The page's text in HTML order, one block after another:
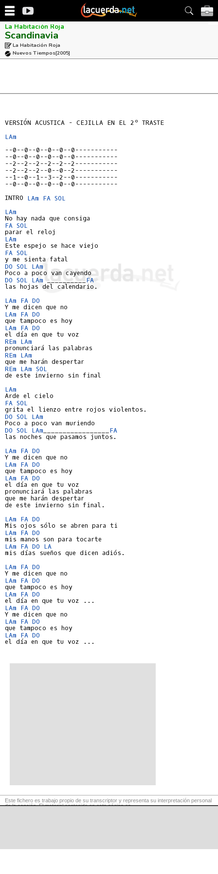
La Habitación Roja
Scandinavia
La Habitación Roja
Nuevos Tiempos[2005]
VERSIÓN ACUSTICA - CEJILLA EN EL 2º TRASTE
LAm
--0--0--0--0--0--0-----------
--0--0--0--0--0--0-----------
--2--2--2--2--2--2-----------
--2--2--2--0--0--2-----------
--1--0--1--3--2--0-----------
--0--0--0--0--0--0-----------
INTRO LAm FA SOL
LAm
FA SOL
LAm
FA SOL
DO SOL
LAm
DO SOL LAm __________ FA
las hojas del calendario.
LAm FA DO
LAm FA DO
LAm FA DO
REm LAm
REm LAm
REm LAm SOL
de este invierno sin final
LAm
FA SOL
DO SOL
LAm
DO SOL LAm
FA
las noches que pasamos juntos.
LAm FA DO
LAm FA DO
LAm FA DO
el día en que tu voz
pronunciará las palabras
que me harán despertar
de este invierno sin final.
LAm FA DO
LAm FA DO
LAm FA DO LA
mis días sueños que dicen adiós.
LAm FA DO
LAm FA DO
LAm FA DO
LAm FA DO
LAm FA DO
LAm FA DO
el día en que tu voz ...
Este fichero es trabajo propio de su transcriptor y representa su interpretación personal
de la canción. El material contenido en esta página es